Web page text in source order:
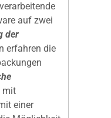
auf zwei
der
erfahren die
mit
einer